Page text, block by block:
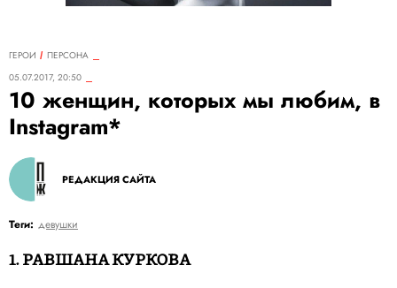
ГЕРОИ
ПЕРСОНА
05.07.2017, 20:50
10 женщин, которых мы любим, в
Instagram*
РЕДАКЦИЯ САЙТА
Теги: девушки
1. РАВШАНА КУРКОВА